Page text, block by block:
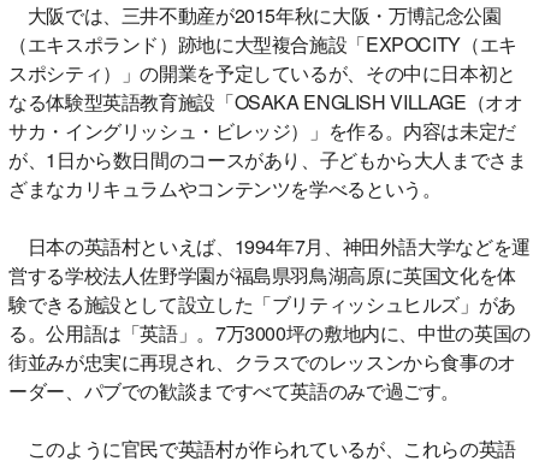
大阪では、三井不動産が2015年秋に大阪・万博記念公園
（エキスポランド）跡地に大型複合施設「EXPOCITY（エキ
スポシティ）」の開業を予定しているが、その中に日本初と
なる体験型英語教育施設「OSAKA ENGLISH VILLAGE（オオ
サカ・イングリッシュ・ビレッジ）」を作る。内容は未定だ
が、1日から数日間のコースがあり、子どもから大人までさま
ざまなカリキュラムやコンテンツを学べるという。
日本の英語村といえば、1994年7月、神田外語大学などを運
営する学校法人佐野学園が福島県羽鳥湖高原に英国文化を体
験できる施設として設立した「ブリティッシュヒルズ」があ
る。公用語は「英語」。7万3000坪の敷地内に、中世の英国の
街並みが忠実に再現され、クラスでのレッスンから食事のオ
ーダー、パブでの歓談まですべて英語のみで過ごす。
このように官民で英語村が作られているが、これらの英語